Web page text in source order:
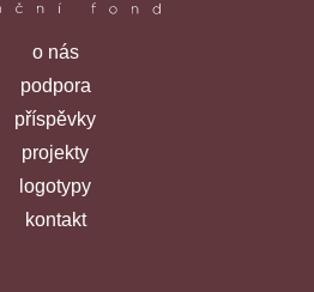
o nás
podpora
příspěvky
projekty
logotypy
kontakt